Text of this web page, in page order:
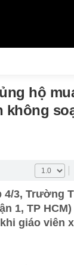
hộ
không
3, Trường
1, TP
giáo viên